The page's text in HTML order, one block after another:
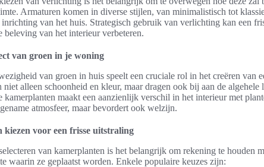
Armaturen komen in diverse stijlen, van minimalistisch tot
van het huis. Strategisch gebruik van verlichting kan een
beleving van het interieur verbeteren.
van groen in je woning
van groen in huis speelt een cruciale rol in het creëren van
niet alleen schoonheid en kleur, maar dragen ook bij aan de
kamerplanten maakt een aanzienlijk verschil in het interieur met
atmosfeer, maar bevordert ook welzijn.
kiezen voor een frisse uitstraling
van kamerplanten is het belangrijk om rekening te houden
waarin ze geplaatst worden. Enkele populaire keuzes zijn: